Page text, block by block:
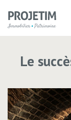
Le